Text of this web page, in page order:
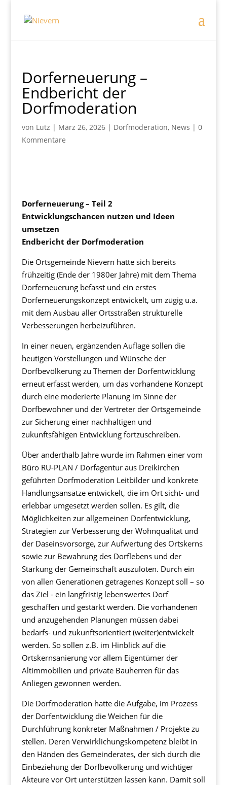
Dorferneuerung –
Endbericht der
Dorfmoderation
von Lutz | März 26, 2026| Dorfmoderation, News | 0
Kommentare
Dorferneuerung – Teil 2
Entwicklungschancen nutzen und Ideen
umsetzen
Endbericht der Dorfmoderation
Die Ortsgemeinde Nievern hatte sich bereits
frühzeitig (Ende der 1980er Jahre) mit dem Thema
Dorferneuerung befasst und ein erstes
Dorferneuerungskonzept entwickelt, um zügig u.a.
mit dem Ausbau aller Ortsstraßen strukturelle
Verbesserungen herbeizuführen.
In einer neuen, ergänzenden Auflage sollen die
heutigen Vorstellungen und Wünsche der
Dorfbevölkerung zu Themen der Dorfentwicklung
erneut erfasst werden, um das vorhandene Konzept
durch eine moderierte Planung im Sinne der
Dorfbewohner und der Vertreter der Ortsgemeinde
zur Sicherung einer nachhaltigen und
zukunftsfähigen Entwicklung fortzuschreiben.
Über anderthalb Jahre wurde im Rahmen einer vom
Büro RU-PLAN / Dorfagentur aus Dreikirchen
geführten Dorfmoderation Leitbilder und konkrete
Handlungsansätze entwickelt, die im Ort sicht- und
erlebbar umgesetzt werden sollen. Es gilt, die
Möglichkeiten zur allgemeinen Dorfentwicklung,
Strategien zur Verbesserung der Wohnqualität und
der Daseinsvorsorge, zur Aufwertung des Ortskerns
sowie zur Bewahrung des Dorflebens und der
Stärkung der Gemeinschaft auszuloten. Durch ein
von allen Generationen getragenes Konzept soll – so
das Ziel - ein langfristig lebenswertes Dorf
geschaffen und gestärkt werden. Die vorhandenen
und anzugehenden Planungen müssen dabei
bedarfs- und zukunftsorientiert (weiter)entwickelt
werden. So sollen z.B. im Hinblick auf die
Ortskernsanierung vor allem Eigentümer der
Altimmobilien und private Bauherren für das
Anliegen gewonnen werden.
Die Dorfmoderation hatte die Aufgabe, im Prozess
der Dorfentwicklung die Weichen für die
Durchführung konkreter Maßnahmen / Projekte zu
stellen. Deren Verwirklichungskompetenz bleibt in
den Händen des Gemeinderates, der sich durch die
Einbeziehung der Dorfbevölkerung und wichtiger
Akteure vor Ort unterstützen lassen kann. Damit soll